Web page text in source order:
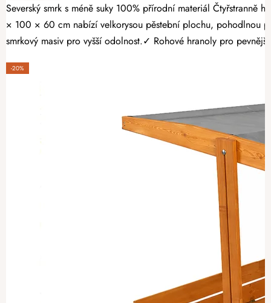
Severský smrk s méně suky 100% přírodní materiál Čtyřstranně hoblovaný masiv Proměňte svou zahradu v místo plné čerstvé zeleniny, voňavých bylinek a sladkých jahod. Opálený dřevěný vyvýšený záhon 160
× 100 × 60 cm nabízí velkorysou pěstební plochu, pohodlnou
smrkový masiv pro vyšší odolnost.✓ Rohové hranoly pro
-20%